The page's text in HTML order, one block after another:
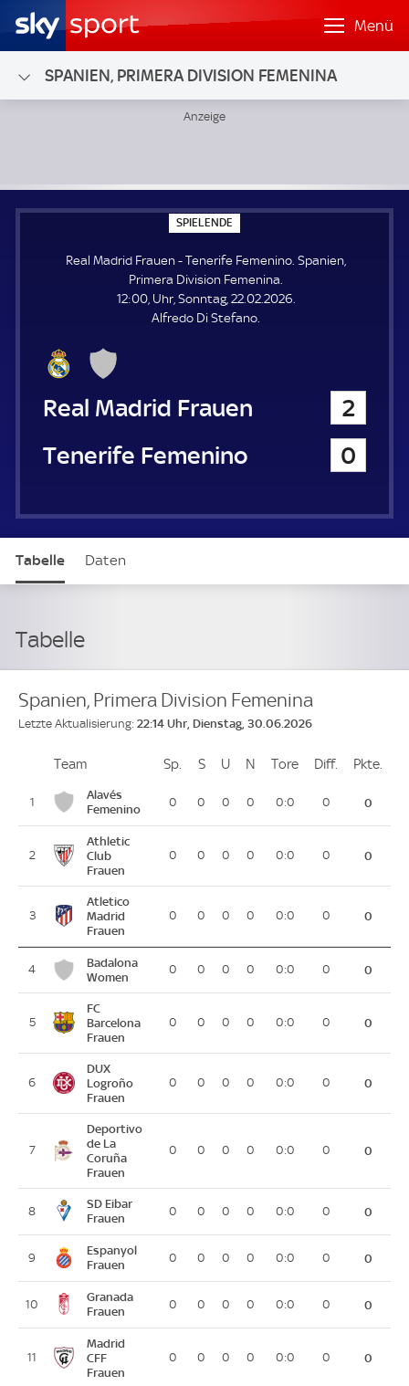
Menü
SPANIEN, PRIMERA DIVISION FEMENINA
SPIELENDE
P
E
E
N
D
E
Real Madrid Frauen - Tenerife Femenino. Spanien,
Primera Division Femenina.
12:00, Uhr, Sonntag, 22.02.2026.
Alfredo Di Stefano.
Real Madrid Frauen
2
Tenerife Femenino
0
Tabelle Daten
Tabelle
Spanien, Primera Division Femenina
Letzte Aktualisierung: 22:14 Uhr, Dienstag, 30.06.2026
PlatzTeam Sp. Spiele
SSiege
U Unentschieden
N Niederlagen
Tore ToreDiff. Differenz
Pkte.
1
Alavés
Femenino
0 0 0 0 0:0 0 0
2
Athletic
Club
Frauen
0 0 0 0 0:0 0 0
3
Atletico
Madrid
Frauen
0 0 0 0 0:0 0 0
4
Badalona
Women
0 0 0 0 0:0 0 0
5
FC
Barcelona
Frauen
0 0 0 0 0:0 0 0
6
DUX
Logroño
Frauen
0 0 0 0 0:0 0 0
7
Deportivo
de La
Coruña
Frauen
0 0 0 0 0:0 0 0
8
SD Eibar
Frauen
0 0 0 0 0:0 0 0
9
Espanyol
Frauen
0 0 0 0 0:0 0 0
10
Granada
Frauen
0 0 0 0 0:0 0 0
11
Madrid
CFF
Frauen
0 0 0 0 0:0 0 0